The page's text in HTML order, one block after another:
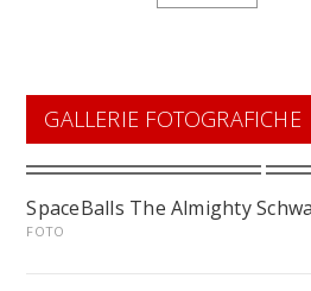
GALLERIE FOTOGRAFICHE
SpaceBalls The Almighty
FOTO